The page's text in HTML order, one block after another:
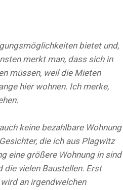
bietet und,
merkt man, dass sich in
müssen, weil die Mieten
hier wohnen. Ich merke,
keine bezahlbare Wohnung
die ich aus Plagwitz
eine größere Wohnung in sind
die vielen Baustellen. Erst
an irgendwelchen